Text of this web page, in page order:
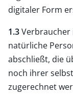
digitaler Form
1.3Verbraucher
natürliche
abschließt, die
noch ihrer
zugerechnet